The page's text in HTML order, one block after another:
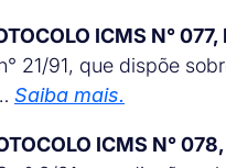
ICMS N° 077,
21/91, que dispõe
Saiba mais.
ICMS N°